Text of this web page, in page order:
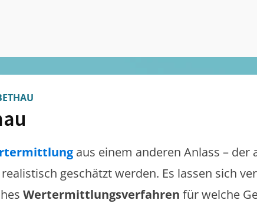
aus einem anderen Anlass – der
geschätzt werden. Es lassen sich
Wertermittlungsverfahren für welche